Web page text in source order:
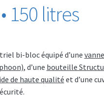
150 litres
bi-bloc équipé d’une
, d’une bouteille
de haute qualitéet d’une